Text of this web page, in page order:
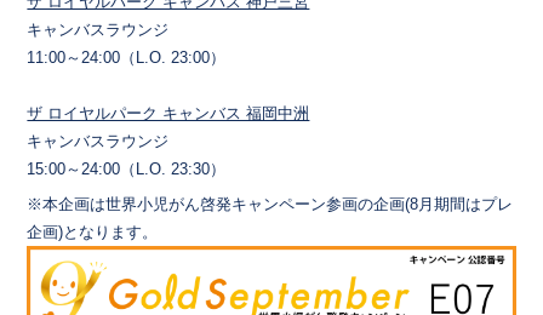
キャンバスラウンジ
11:00～24:00（L.O. 23:00）
ザ ロイヤルパーク キャンバス 福岡中洲
キャンバスラウンジ
15:00～24:00（L.O. 23:30）
※本企画は世界小児がん啓発キャンペーン参画の企画(8月期間はプレ
企画)となります。